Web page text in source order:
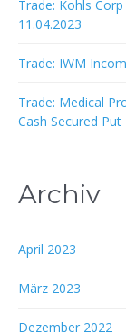
Trade: Kohls
11.04.2023
Trade: IWM
Trade: Medical
Cash Secured
Archiv
April 2023
März 2023
Dezember 2022